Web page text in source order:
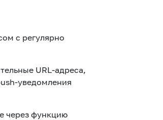
с регулярно
URL-адреса,
уведомления
через функцию